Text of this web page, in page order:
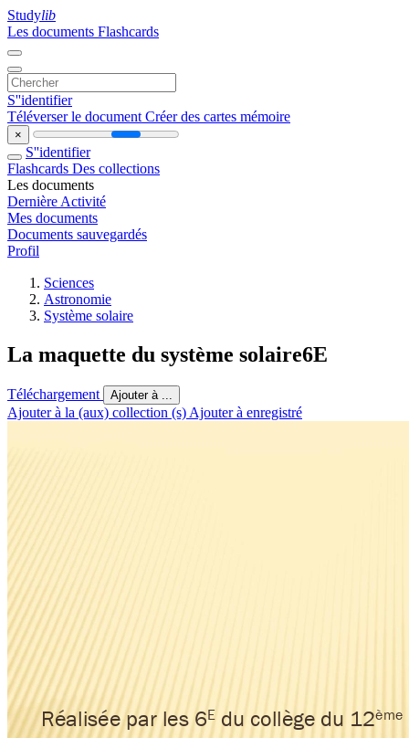
Studylib
Les documents Flashcards
S''identifier
Téléverser le document Créer des cartes mémoire
×
S''identifier
Flashcards Des collections
Les documents
Dernière Activité
Mes documents
Documents sauvegardés
Profil
Sciences
Astronomie
Système solaire
La maquette du système solaire6E
Téléchargement Ajouter à ...
Ajouter à la (aux) collection (s) Ajouter à enregistré
Réalisée par les 6E du collège du 12ème